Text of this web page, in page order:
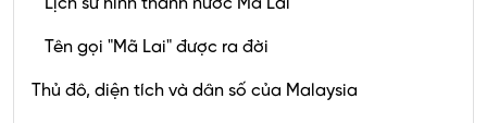
Tên gọi "Mã Lai" được ra đời
Thủ đô, diện tích và dân số của Malaysia